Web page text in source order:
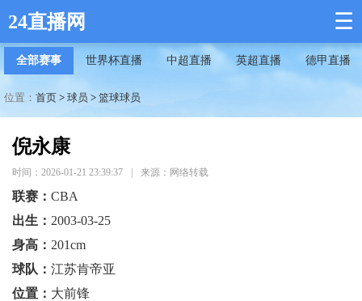
24直播网 ☰
全部赛事 世界杯直播 中超直播 英超直播 德甲直播
位置： 首页 > 球员 > 篮球球员
倪永康
时间：2026-01-21 23:39:37 来源：网络转载
联赛： CBA
出生： 2003-03-25
身高： 201cm
球队： 江苏肯帝亚
位置： 大前锋